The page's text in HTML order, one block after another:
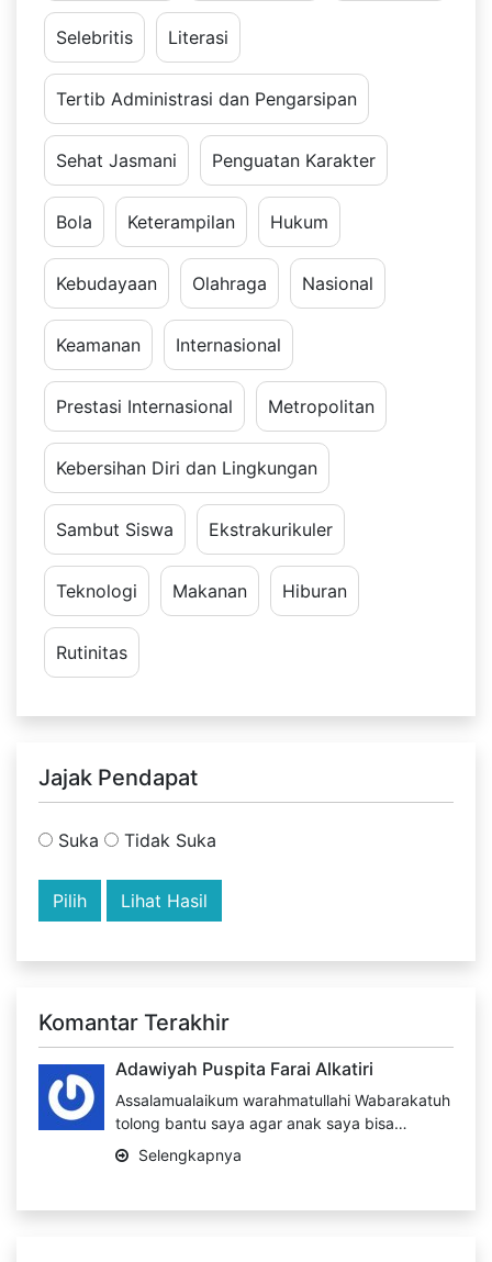
Selebritis Literasi
Tertib Administrasi dan Pengarsipan
Sehat Jasmani Penguatan Karakter
Bola Keterampilan Hukum
Kebudayaan Olahraga Nasional
Keamanan Internasional
Prestasi Internasional Metropolitan
Kebersihan Diri dan Lingkungan
Sambut Siswa Ekstrakurikuler
Teknologi Makanan Hiburan
Rutinitas
Jajak Pendapat
Suka Tidak Suka
Lihat Hasil
Komantar Terakhir
Adawiyah Puspita Farai Alkatiri
Assalamualaikum warahmatullahi Wabarakatuh
tolong bantu saya agar anak saya bisa…
Selengkapnya